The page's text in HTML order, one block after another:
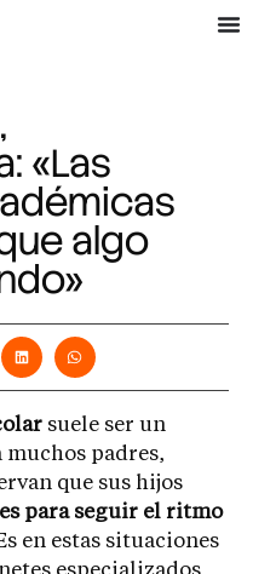
«Las
algo
suele ser un
padres,
que sus hijos
para seguir el ritmo
en estas situaciones